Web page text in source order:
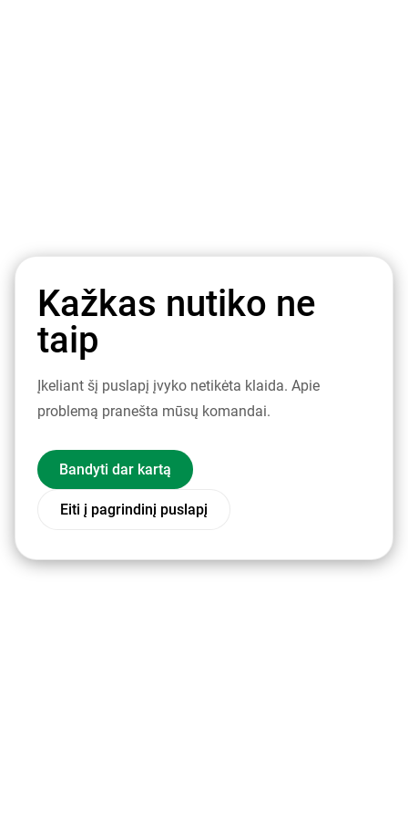
Kažkas nutiko ne
taip
Įkeliant šį puslapį įvyko netikėta klaida. Apie
problemą pranešta mūsų komandai.
Bandyti dar kartą
Eiti į pagrindinį puslapį